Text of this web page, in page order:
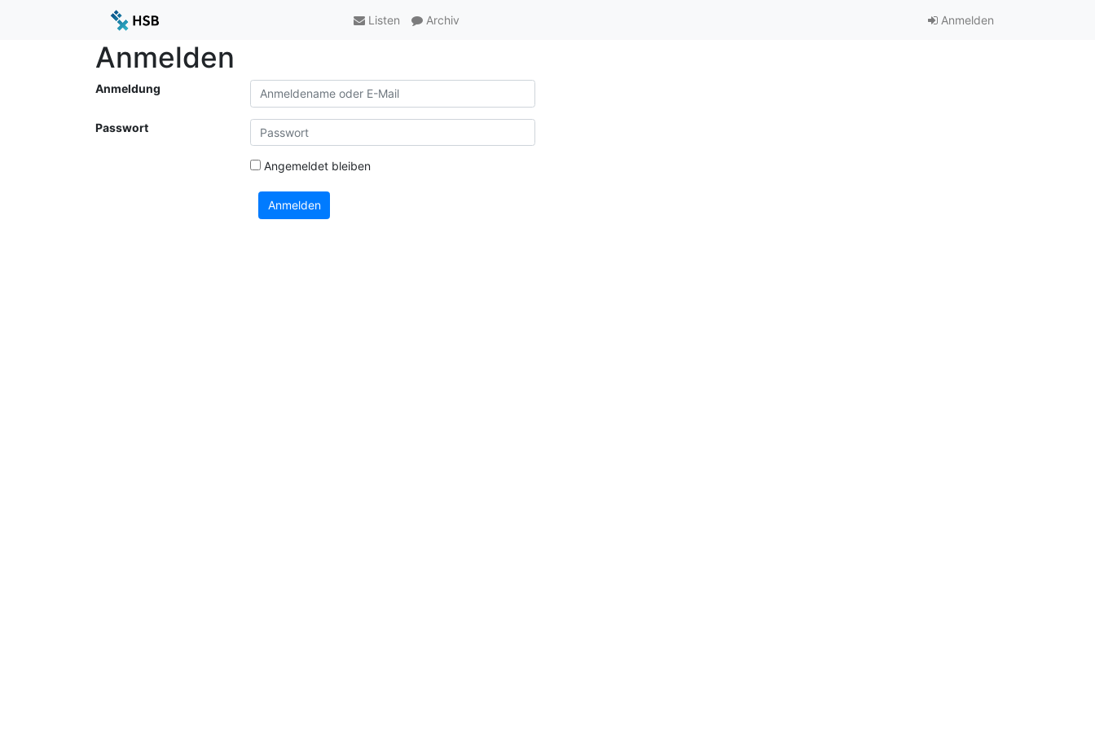
Listen Archiv Anmelden
Anmelden
Anmeldung
Passwort
Angemeldet bleiben
Anmelden